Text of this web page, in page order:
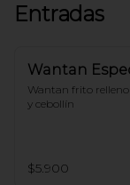
Entradas
Wantan
Wantan frito
y cebollín
$5.900